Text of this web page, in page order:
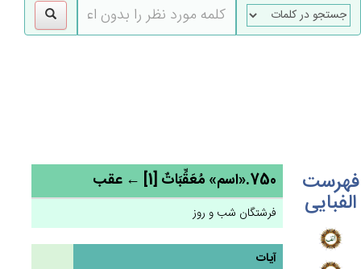
فهرست
الفبایی
750.«اسم» مُعَقِّبَات‌ٌ [1] ← عقب
فرشتگان شب و روز
آیات